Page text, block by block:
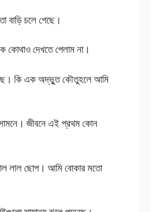
বাড়ি চলে গেছে।
কোথাও দেখতে পেলাম না।
কি এক অদ্ভুুত কৌতুহলে আমি
জীবনে এই প্রথম কোন
লাল ছোপ। আমি বোকার মতো